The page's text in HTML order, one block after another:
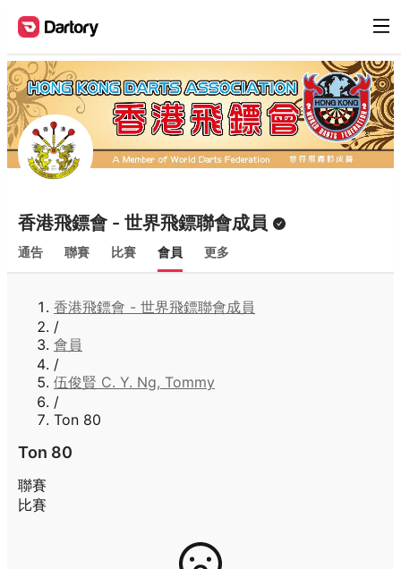
香港飛鏢會 - 世界飛鏢聯會成員
通告 聯賽 比賽 會員 更多
香港飛鏢會 - 世界飛鏢聯會成員
/
會員
/
伍俊賢 C. Y. Ng, Tommy
/
Ton 80
Ton 80
聯賽
比賽